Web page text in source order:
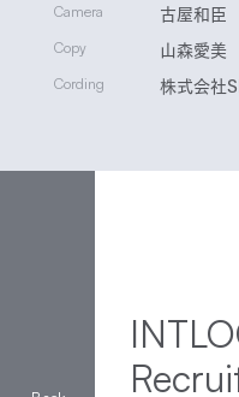
Camera 古屋和臣
Copy 山森愛美
Cording 株式会社